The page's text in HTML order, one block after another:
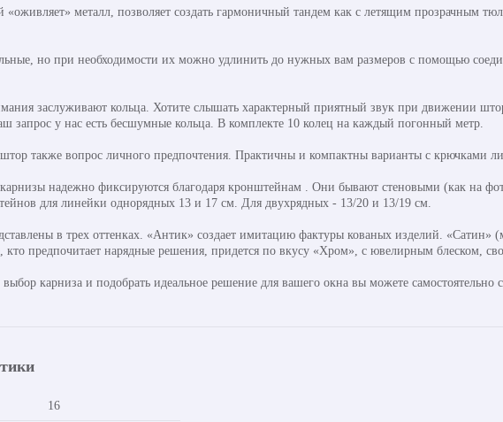
«оживляет» металл, позволяет создать гармоничный тандем как с летящим прозрачным
но при необходимости их можно удлинить до нужных вам размеров с помощью
заслуживают кольца. Хотите слышать характерный приятный звук при движении
запрос у нас есть бесшумные кольца. В комплекте 10 колец на каждый погонный метр.
также вопрос личного предпочтения. Практичны и компактны варианты с крючками
надежно фиксируются благодаря кронштейнам . Они бывают стеновыми (как на
для линейки однорядных 13 и 17 см. Для двухрядных - 13/20 и 13/19 см.
в трех оттенках. «Антик» создает имитацию фактуры кованых изделий. «Сатин»
кто предпочитает нарядные решения, придется по вкусу «Хром», с ювелирным блеском,
карниза и подобрать идеальное решение для вашего окна вы можете самостоятельно
16